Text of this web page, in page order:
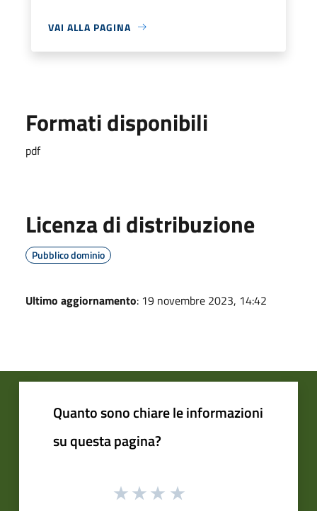
VAI ALLA PAGINA
Formati disponibili
pdf
Licenza di distribuzione
Pubblico dominio
Ultimo aggiornamento: 19 novembre 2023, 14:42
Quanto sono chiare le informazioni
su questa pagina?